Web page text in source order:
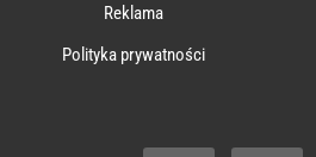
Reklama
Polityka prywatności